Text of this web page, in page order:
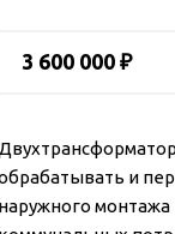
3 600 000 ₽
и
наружного